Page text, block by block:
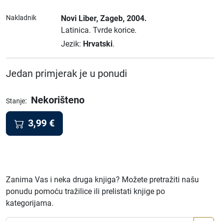
Nakladnik Novi Liber, Zageb, 2004.
Latinica. Tvrde korice.
Jezik: Hrvatski.
Jedan primjerak je u ponudi
Stanje: Nekorišteno
3,99 €
Zanima Vas i neka druga knjiga? Možete pretražiti našu
ponudu pomoću tražilice ili prelistati knjige po
kategorijama.